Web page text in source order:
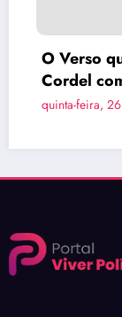
que
como
feira, 26 de março